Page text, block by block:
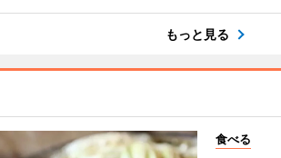
もっと見る
食べる